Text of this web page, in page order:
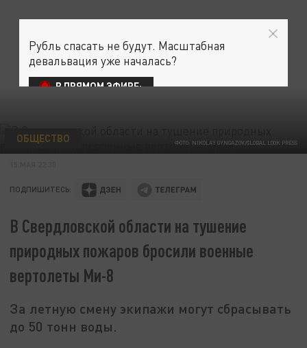
ФОТО: NIKOLAY GYNGAZOV/GLOBAL LOOK PRESS
ОБЩЕСТВО
ПОДПИШИТЕСЬ:
В Свердловской области на тушение
природных пожаров бросили военные
вертолеты Ми-8
За летную смену экипажи могут сбрасывать
до 50 тонн воды.
Рубль спасать не будут. Масштабная
девальвация уже началась?
В ПРЯМОМ ЭФИРЕ: